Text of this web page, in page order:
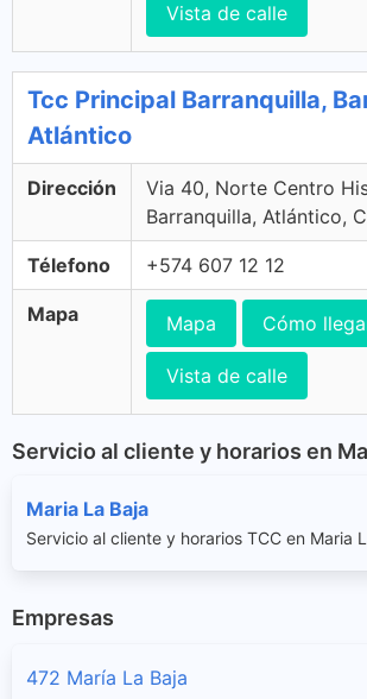
Vista de calle
Tcc Principal Barranquilla,
Atlántico
Dirección
Via 40, Norte Centro
Barranquilla, Atlántico,
Télefono +574 607 12 12
Mapa Mapa Cómo
Vista de calle
Servicio al cliente y horarios en
Maria La Baja
Servicio al cliente y horarios TCC en Maria
Empresas
472 María La Baja